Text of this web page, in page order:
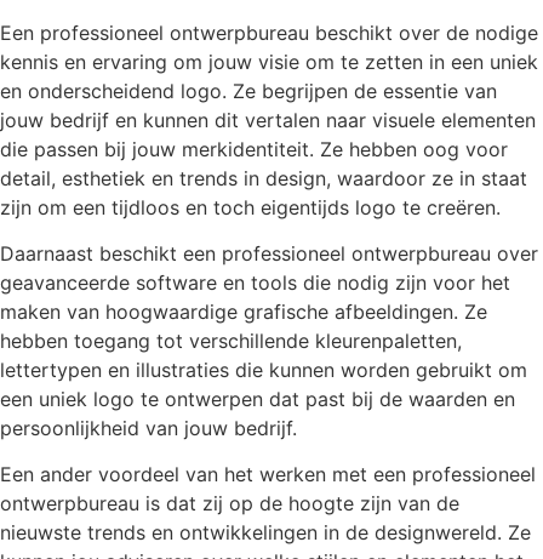
Een professioneel ontwerpbureau beschikt over de nodige
kennis en ervaring om jouw visie om te zetten in een uniek
en onderscheidend logo. Ze begrijpen de essentie van
jouw bedrijf en kunnen dit vertalen naar visuele elementen
die passen bij jouw merkidentiteit. Ze hebben oog voor
detail, esthetiek en trends in design, waardoor ze in staat
zijn om een tijdloos en toch eigentijds logo te creëren.
Daarnaast beschikt een professioneel ontwerpbureau over
geavanceerde software en tools die nodig zijn voor het
maken van hoogwaardige grafische afbeeldingen. Ze
hebben toegang tot verschillende kleurenpaletten,
lettertypen en illustraties die kunnen worden gebruikt om
een uniek logo te ontwerpen dat past bij de waarden en
persoonlijkheid van jouw bedrijf.
Een ander voordeel van het werken met een professioneel
ontwerpbureau is dat zij op de hoogte zijn van de
nieuwste trends en ontwikkelingen in de designwereld. Ze